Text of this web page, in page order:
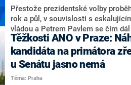
adresu vlády prý byla ještě hodná.
vrátila k volební porážce koalice
hnutí Naše Česko Martina Kuby.
Přestože prezidentské volby
rok a půl, v souvislosti s
vládou a Petrem Pavlem se čím
tom, koho by do bitvy o Hrad
koalice. Někteří političtí
jméno premiéra Andreje Babiše
pravděpodobné, že se v
bude znovu opakovat souboj z roku
Těžkosti ANO v Praze:
kandidáta na primátora
u Senátu jasno nemá
Téma: Praha